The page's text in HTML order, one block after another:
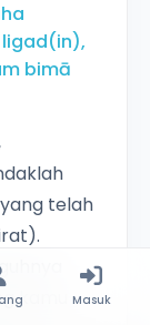
bimā
telah
kamu
Masuk